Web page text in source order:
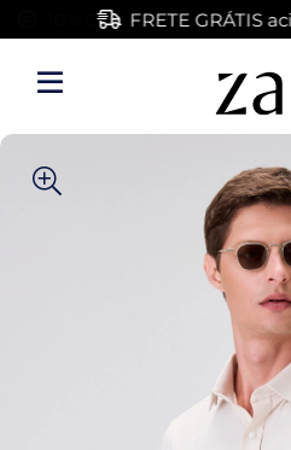
Entre com
Criar
FRETE GRÁTIS